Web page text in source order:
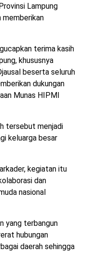
Lampung
memberikan
terima kasih
khususnya
beserta seluruh
dukungan
Munas HIPMI
tersebut menjadi
keluarga besar
kegiatan itu
dan
nasional
yang terbangun
hubungan
daerah sehingga